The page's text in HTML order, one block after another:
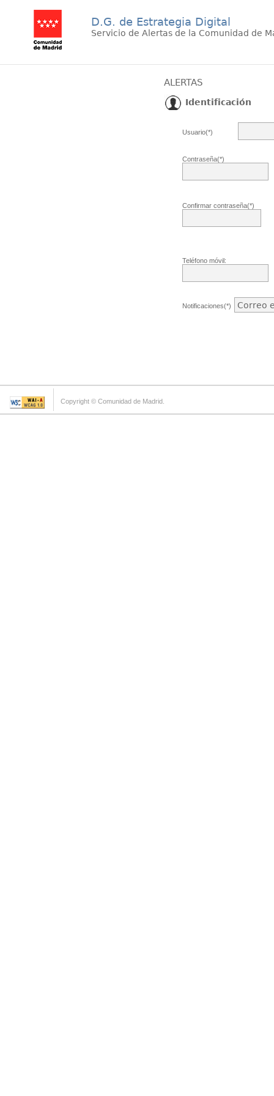
D.G. de Estrategia Digital
Servicio de Alertas de la Comunidad de
ALERTAS
Identificación
Usuario(*)
Contraseña(*)
Confirmar contraseña(*)
Teléfono móvil:
Notificaciones(*)
Copyright © Comunidad de Madrid.